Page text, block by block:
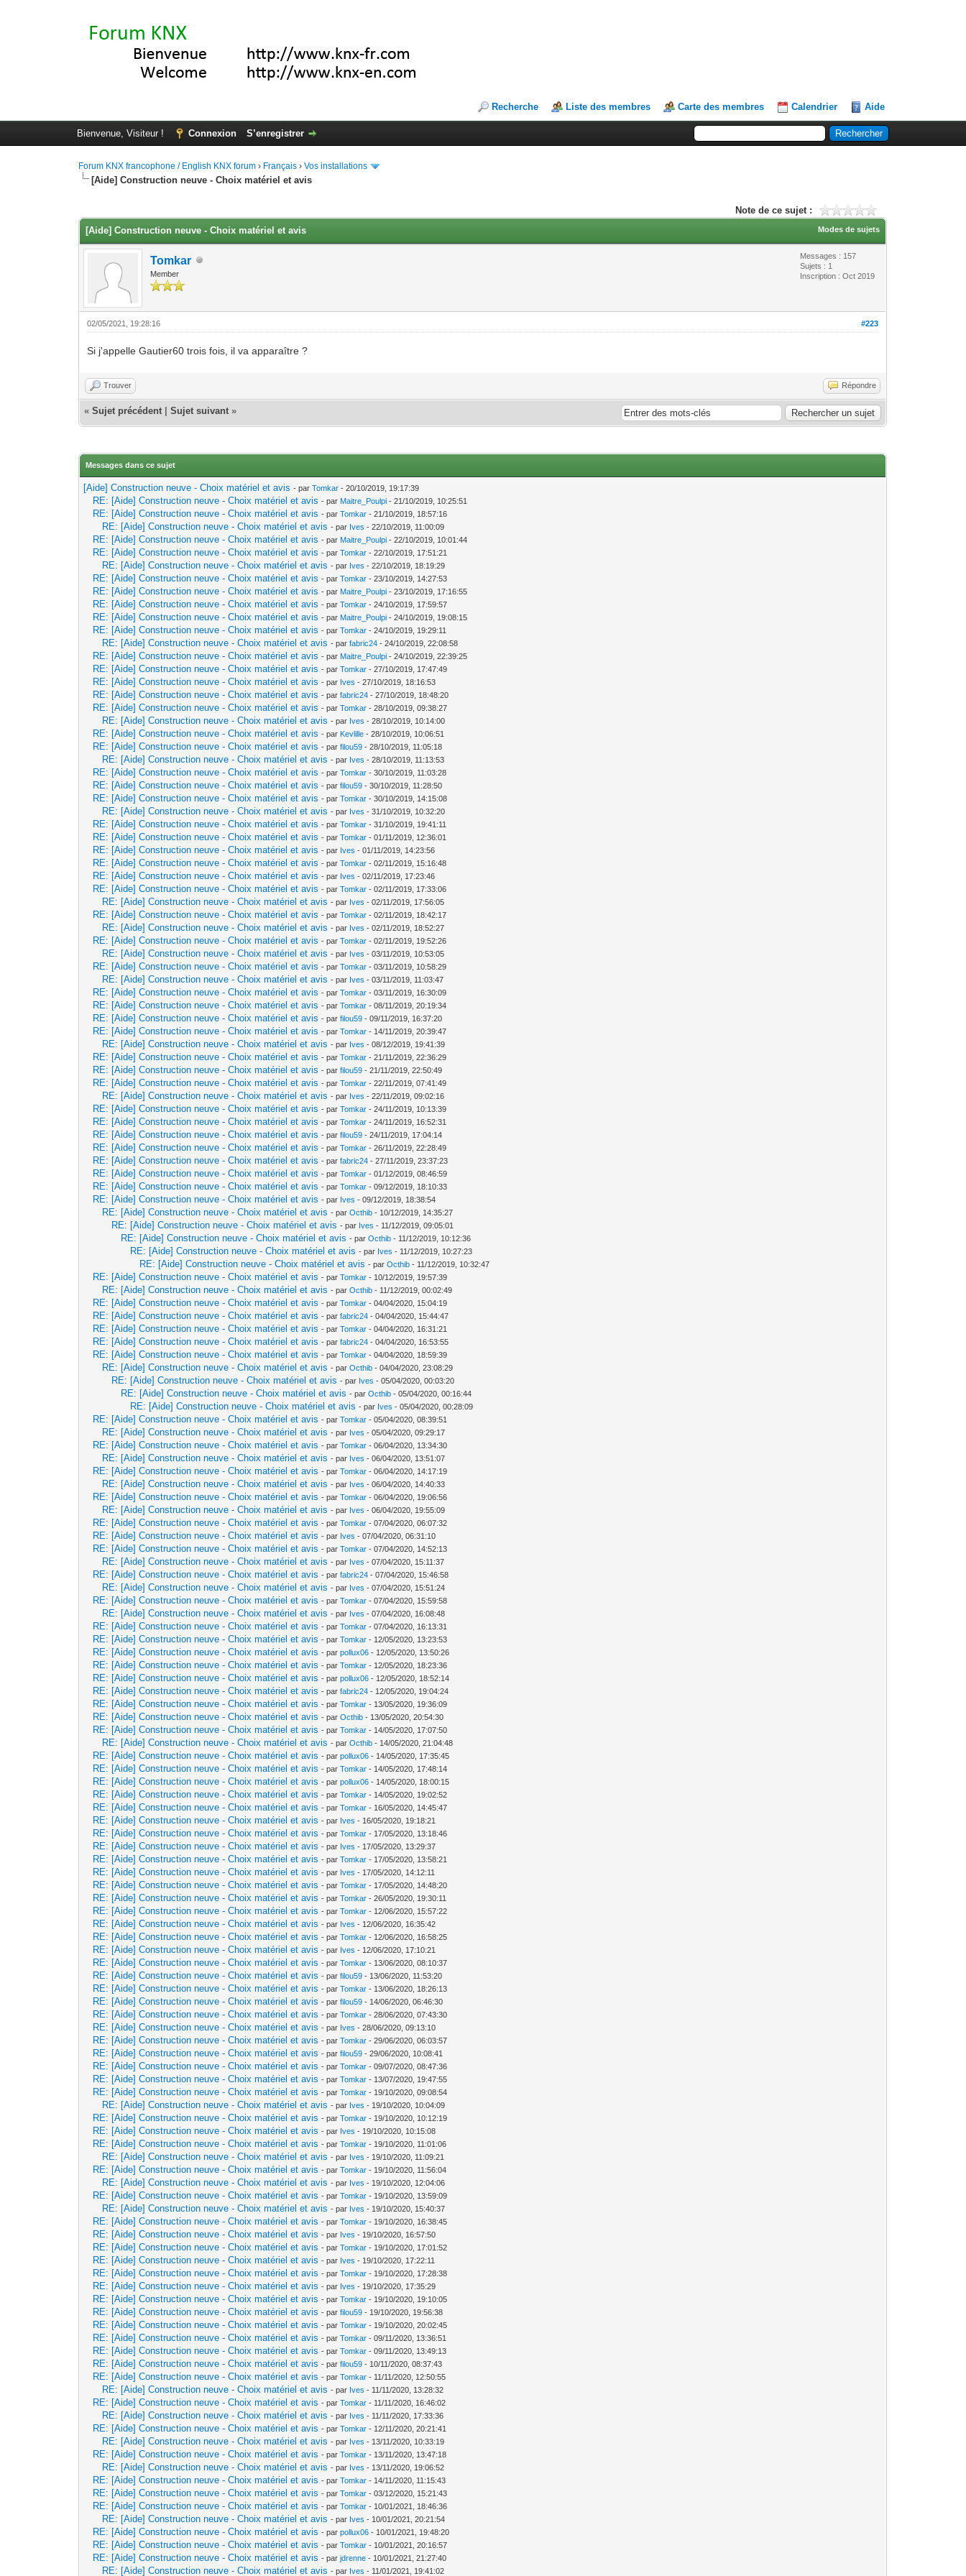
Recherche Liste des membres Carte des membres Calendrier Aide
Bienvenue, Visiteur ! Connexion S’enregistrer
Forum KNX francophone / English KNX forum › Français ›Vos installations
[Aide] Construction neuve - Choix matériel et avis
Note de ce sujet :
Modes de sujets
[Aide] Construction neuve - Choix matériel et avis
Tomkar
Member
Messages : 157
Sujets : 1
Inscription : Oct 2019
#223
02/05/2021, 19:28:16
Si j'appelle Gautier60 trois fois, il va apparaître ?
Trouver Répondre
«Sujet précédent |Sujet suivant »
Messages dans ce sujet
[Aide] Construction neuve - Choix matériel et avis - parTomkar - 20/10/2019, 19:17:39
RE: [Aide] Construction neuve - Choix matériel et avis - par Maitre_Poulpi - 21/10/2019, 10:25:51
RE: [Aide] Construction neuve - Choix matériel et avis - parTomkar - 21/10/2019, 18:57:16
RE: [Aide] Construction neuve - Choix matériel et avis - par Ives - 22/10/2019, 11:00:09
RE: [Aide] Construction neuve - Choix matériel et avis - par Maitre_Poulpi - 22/10/2019, 10:01:44
RE: [Aide] Construction neuve - Choix matériel et avis - parTomkar - 22/10/2019, 17:51:21
RE: [Aide] Construction neuve - Choix matériel et avis - par Ives - 22/10/2019, 18:19:29
RE: [Aide] Construction neuve - Choix matériel et avis - parTomkar - 23/10/2019, 14:27:53
RE: [Aide] Construction neuve - Choix matériel et avis - par Maitre_Poulpi - 23/10/2019, 17:16:55
RE: [Aide] Construction neuve - Choix matériel et avis - parTomkar - 24/10/2019, 17:59:57
RE: [Aide] Construction neuve - Choix matériel et avis - par Maitre_Poulpi - 24/10/2019, 19:08:15
RE: [Aide] Construction neuve - Choix matériel et avis - parTomkar - 24/10/2019, 19:29:11
RE: [Aide] Construction neuve - Choix matériel et avis - parfabric24 - 24/10/2019, 22:08:58
RE: [Aide] Construction neuve - Choix matériel et avis - par Maitre_Poulpi - 24/10/2019, 22:39:25
RE: [Aide] Construction neuve - Choix matériel et avis - parTomkar - 27/10/2019, 17:47:49
RE: [Aide] Construction neuve - Choix matériel et avis - par Ives - 27/10/2019, 18:16:53
RE: [Aide] Construction neuve - Choix matériel et avis - parfabric24 - 27/10/2019, 18:48:20
RE: [Aide] Construction neuve - Choix matériel et avis - parTomkar - 28/10/2019, 09:38:27
RE: [Aide] Construction neuve - Choix matériel et avis - par Ives - 28/10/2019, 10:14:00
RE: [Aide] Construction neuve - Choix matériel et avis - par Kevlille - 28/10/2019, 10:06:51
RE: [Aide] Construction neuve - Choix matériel et avis - parfilou59 - 28/10/2019, 11:05:18
RE: [Aide] Construction neuve - Choix matériel et avis - par Ives - 28/10/2019, 11:13:53
RE: [Aide] Construction neuve - Choix matériel et avis - parTomkar - 30/10/2019, 11:03:28
RE: [Aide] Construction neuve - Choix matériel et avis - parfilou59 - 30/10/2019, 11:28:50
RE: [Aide] Construction neuve - Choix matériel et avis - parTomkar - 30/10/2019, 14:15:08
RE: [Aide] Construction neuve - Choix matériel et avis - par Ives - 31/10/2019, 10:32:20
RE: [Aide] Construction neuve - Choix matériel et avis - parTomkar - 31/10/2019, 19:41:11
RE: [Aide] Construction neuve - Choix matériel et avis - parTomkar - 01/11/2019, 12:36:01
RE: [Aide] Construction neuve - Choix matériel et avis - par Ives - 01/11/2019, 14:23:56
RE: [Aide] Construction neuve - Choix matériel et avis - parTomkar - 02/11/2019, 15:16:48
RE: [Aide] Construction neuve - Choix matériel et avis - par Ives - 02/11/2019, 17:23:46
RE: [Aide] Construction neuve - Choix matériel et avis - parTomkar - 02/11/2019, 17:33:06
RE: [Aide] Construction neuve - Choix matériel et avis - par Ives - 02/11/2019, 17:56:05
RE: [Aide] Construction neuve - Choix matériel et avis - parTomkar - 02/11/2019, 18:42:17
RE: [Aide] Construction neuve - Choix matériel et avis - par Ives - 02/11/2019, 18:52:27
RE: [Aide] Construction neuve - Choix matériel et avis - parTomkar - 02/11/2019, 19:52:26
RE: [Aide] Construction neuve - Choix matériel et avis - par Ives - 03/11/2019, 10:53:05
RE: [Aide] Construction neuve - Choix matériel et avis - parTomkar - 03/11/2019, 10:58:29
RE: [Aide] Construction neuve - Choix matériel et avis - par Ives - 03/11/2019, 11:03:47
RE: [Aide] Construction neuve - Choix matériel et avis - parTomkar - 03/11/2019, 16:30:09
RE: [Aide] Construction neuve - Choix matériel et avis - parTomkar - 08/11/2019, 20:19:34
RE: [Aide] Construction neuve - Choix matériel et avis - parfilou59 - 09/11/2019, 16:37:20
RE: [Aide] Construction neuve - Choix matériel et avis - parTomkar - 14/11/2019, 20:39:47
RE: [Aide] Construction neuve - Choix matériel et avis - par Ives - 08/12/2019, 19:41:39
RE: [Aide] Construction neuve - Choix matériel et avis - parTomkar - 21/11/2019, 22:36:29
RE: [Aide] Construction neuve - Choix matériel et avis - parfilou59 - 21/11/2019, 22:50:49
RE: [Aide] Construction neuve - Choix matériel et avis - parTomkar - 22/11/2019, 07:41:49
RE: [Aide] Construction neuve - Choix matériel et avis - par Ives - 22/11/2019, 09:02:16
RE: [Aide] Construction neuve - Choix matériel et avis - parTomkar - 24/11/2019, 10:13:39
RE: [Aide] Construction neuve - Choix matériel et avis - parTomkar - 24/11/2019, 16:52:31
RE: [Aide] Construction neuve - Choix matériel et avis - parfilou59 - 24/11/2019, 17:04:14
RE: [Aide] Construction neuve - Choix matériel et avis - parTomkar - 26/11/2019, 22:28:49
RE: [Aide] Construction neuve - Choix matériel et avis - parfabric24 - 27/11/2019, 23:37:23
RE: [Aide] Construction neuve - Choix matériel et avis - parTomkar - 01/12/2019, 08:46:59
RE: [Aide] Construction neuve - Choix matériel et avis - parTomkar - 09/12/2019, 18:10:33
RE: [Aide] Construction neuve - Choix matériel et avis - par Ives - 09/12/2019, 18:38:54
RE: [Aide] Construction neuve - Choix matériel et avis - parOcthib - 10/12/2019, 14:35:27
RE: [Aide] Construction neuve - Choix matériel et avis - par Ives - 11/12/2019, 09:05:01
RE: [Aide] Construction neuve - Choix matériel et avis - parOcthib - 11/12/2019, 10:12:36
RE: [Aide] Construction neuve - Choix matériel et avis - par Ives - 11/12/2019, 10:27:23
RE: [Aide] Construction neuve - Choix matériel et avis - parOcthib - 11/12/2019, 10:32:47
RE: [Aide] Construction neuve - Choix matériel et avis - parTomkar - 10/12/2019, 19:57:39
RE: [Aide] Construction neuve - Choix matériel et avis - parOcthib - 11/12/2019, 00:02:49
RE: [Aide] Construction neuve - Choix matériel et avis - parTomkar - 04/04/2020, 15:04:19
RE: [Aide] Construction neuve - Choix matériel et avis - parfabric24 - 04/04/2020, 15:44:47
RE: [Aide] Construction neuve - Choix matériel et avis - parTomkar - 04/04/2020, 16:31:21
RE: [Aide] Construction neuve - Choix matériel et avis - parfabric24 - 04/04/2020, 16:53:55
RE: [Aide] Construction neuve - Choix matériel et avis - parTomkar - 04/04/2020, 18:59:39
RE: [Aide] Construction neuve - Choix matériel et avis - parOcthib - 04/04/2020, 23:08:29
RE: [Aide] Construction neuve - Choix matériel et avis - par Ives - 05/04/2020, 00:03:20
RE: [Aide] Construction neuve - Choix matériel et avis - parOcthib - 05/04/2020, 00:16:44
RE: [Aide] Construction neuve - Choix matériel et avis - par Ives - 05/04/2020, 00:28:09
RE: [Aide] Construction neuve - Choix matériel et avis - parTomkar - 05/04/2020, 08:39:51
RE: [Aide] Construction neuve - Choix matériel et avis - par Ives - 05/04/2020, 09:29:17
RE: [Aide] Construction neuve - Choix matériel et avis - parTomkar - 06/04/2020, 13:34:30
RE: [Aide] Construction neuve - Choix matériel et avis - par Ives - 06/04/2020, 13:51:07
RE: [Aide] Construction neuve - Choix matériel et avis - parTomkar - 06/04/2020, 14:17:19
RE: [Aide] Construction neuve - Choix matériel et avis - par Ives - 06/04/2020, 14:40:33
RE: [Aide] Construction neuve - Choix matériel et avis - parTomkar - 06/04/2020, 19:06:56
RE: [Aide] Construction neuve - Choix matériel et avis - par Ives - 06/04/2020, 19:55:09
RE: [Aide] Construction neuve - Choix matériel et avis - parTomkar - 07/04/2020, 06:07:32
RE: [Aide] Construction neuve - Choix matériel et avis - par Ives - 07/04/2020, 06:31:10
RE: [Aide] Construction neuve - Choix matériel et avis - parTomkar - 07/04/2020, 14:52:13
RE: [Aide] Construction neuve - Choix matériel et avis - par Ives - 07/04/2020, 15:11:37
RE: [Aide] Construction neuve - Choix matériel et avis - parfabric24 - 07/04/2020, 15:46:58
RE: [Aide] Construction neuve - Choix matériel et avis - par Ives - 07/04/2020, 15:51:24
RE: [Aide] Construction neuve - Choix matériel et avis - parTomkar - 07/04/2020, 15:59:58
RE: [Aide] Construction neuve - Choix matériel et avis - par Ives - 07/04/2020, 16:08:48
RE: [Aide] Construction neuve - Choix matériel et avis - parTomkar - 07/04/2020, 16:13:31
RE: [Aide] Construction neuve - Choix matériel et avis - parTomkar - 12/05/2020, 13:23:53
RE: [Aide] Construction neuve - Choix matériel et avis - parpollux06 - 12/05/2020, 13:50:26
RE: [Aide] Construction neuve - Choix matériel et avis - parTomkar - 12/05/2020, 18:23:36
RE: [Aide] Construction neuve - Choix matériel et avis - parpollux06 - 12/05/2020, 18:52:14
RE: [Aide] Construction neuve - Choix matériel et avis - parfabric24 - 12/05/2020, 19:04:24
RE: [Aide] Construction neuve - Choix matériel et avis - parTomkar - 13/05/2020, 19:36:09
RE: [Aide] Construction neuve - Choix matériel et avis - parOcthib - 13/05/2020, 20:54:30
RE: [Aide] Construction neuve - Choix matériel et avis - parTomkar - 14/05/2020, 17:07:50
RE: [Aide] Construction neuve - Choix matériel et avis - parOcthib - 14/05/2020, 21:04:48
RE: [Aide] Construction neuve - Choix matériel et avis - parpollux06 - 14/05/2020, 17:35:45
RE: [Aide] Construction neuve - Choix matériel et avis - parTomkar - 14/05/2020, 17:48:14
RE: [Aide] Construction neuve - Choix matériel et avis - parpollux06 - 14/05/2020, 18:00:15
RE: [Aide] Construction neuve - Choix matériel et avis - parTomkar - 14/05/2020, 19:02:52
RE: [Aide] Construction neuve - Choix matériel et avis - parTomkar - 16/05/2020, 14:45:47
RE: [Aide] Construction neuve - Choix matériel et avis - par Ives - 16/05/2020, 19:18:21
RE: [Aide] Construction neuve - Choix matériel et avis - parTomkar - 17/05/2020, 13:18:46
RE: [Aide] Construction neuve - Choix matériel et avis - par Ives - 17/05/2020, 13:29:37
RE: [Aide] Construction neuve - Choix matériel et avis - parTomkar - 17/05/2020, 13:58:21
RE: [Aide] Construction neuve - Choix matériel et avis - par Ives - 17/05/2020, 14:12:11
RE: [Aide] Construction neuve - Choix matériel et avis - parTomkar - 17/05/2020, 14:48:20
RE: [Aide] Construction neuve - Choix matériel et avis - parTomkar - 26/05/2020, 19:30:11
RE: [Aide] Construction neuve - Choix matériel et avis - parTomkar - 12/06/2020, 15:57:22
RE: [Aide] Construction neuve - Choix matériel et avis - par Ives - 12/06/2020, 16:35:42
RE: [Aide] Construction neuve - Choix matériel et avis - parTomkar - 12/06/2020, 16:58:25
RE: [Aide] Construction neuve - Choix matériel et avis - par Ives - 12/06/2020, 17:10:21
RE: [Aide] Construction neuve - Choix matériel et avis - parTomkar - 13/06/2020, 08:10:37
RE: [Aide] Construction neuve - Choix matériel et avis - parfilou59 - 13/06/2020, 11:53:20
RE: [Aide] Construction neuve - Choix matériel et avis - parTomkar - 13/06/2020, 18:26:13
RE: [Aide] Construction neuve - Choix matériel et avis - parfilou59 - 14/06/2020, 06:46:30
RE: [Aide] Construction neuve - Choix matériel et avis - parTomkar - 28/06/2020, 07:43:30
RE: [Aide] Construction neuve - Choix matériel et avis - par Ives - 28/06/2020, 09:13:10
RE: [Aide] Construction neuve - Choix matériel et avis - parTomkar - 29/06/2020, 06:03:57
RE: [Aide] Construction neuve - Choix matériel et avis - parfilou59 - 29/06/2020, 10:08:41
RE: [Aide] Construction neuve - Choix matériel et avis - parTomkar - 09/07/2020, 08:47:36
RE: [Aide] Construction neuve - Choix matériel et avis - parTomkar - 13/07/2020, 19:47:55
RE: [Aide] Construction neuve - Choix matériel et avis - parTomkar - 19/10/2020, 09:08:54
RE: [Aide] Construction neuve - Choix matériel et avis - par Ives - 19/10/2020, 10:04:09
RE: [Aide] Construction neuve - Choix matériel et avis - parTomkar - 19/10/2020, 10:12:19
RE: [Aide] Construction neuve - Choix matériel et avis - par Ives - 19/10/2020, 10:15:08
RE: [Aide] Construction neuve - Choix matériel et avis - parTomkar - 19/10/2020, 11:01:06
RE: [Aide] Construction neuve - Choix matériel et avis - par Ives - 19/10/2020, 11:09:21
RE: [Aide] Construction neuve - Choix matériel et avis - parTomkar - 19/10/2020, 11:56:04
RE: [Aide] Construction neuve - Choix matériel et avis - par Ives - 19/10/2020, 12:04:06
RE: [Aide] Construction neuve - Choix matériel et avis - parTomkar - 19/10/2020, 13:59:09
RE: [Aide] Construction neuve - Choix matériel et avis - par Ives - 19/10/2020, 15:40:37
RE: [Aide] Construction neuve - Choix matériel et avis - parTomkar - 19/10/2020, 16:38:45
RE: [Aide] Construction neuve - Choix matériel et avis - par Ives - 19/10/2020, 16:57:50
RE: [Aide] Construction neuve - Choix matériel et avis - parTomkar - 19/10/2020, 17:01:52
RE: [Aide] Construction neuve - Choix matériel et avis - par Ives - 19/10/2020, 17:22:11
RE: [Aide] Construction neuve - Choix matériel et avis - parTomkar - 19/10/2020, 17:28:38
RE: [Aide] Construction neuve - Choix matériel et avis - par Ives - 19/10/2020, 17:35:29
RE: [Aide] Construction neuve - Choix matériel et avis - parTomkar - 19/10/2020, 19:10:05
RE: [Aide] Construction neuve - Choix matériel et avis - parfilou59 - 19/10/2020, 19:56:38
RE: [Aide] Construction neuve - Choix matériel et avis - parTomkar - 19/10/2020, 20:02:45
RE: [Aide] Construction neuve - Choix matériel et avis - parTomkar - 09/11/2020, 13:36:51
RE: [Aide] Construction neuve - Choix matériel et avis - parTomkar - 09/11/2020, 13:49:13
RE: [Aide] Construction neuve - Choix matériel et avis - parfilou59 - 10/11/2020, 08:37:43
RE: [Aide] Construction neuve - Choix matériel et avis - parTomkar - 11/11/2020, 12:50:55
RE: [Aide] Construction neuve - Choix matériel et avis - par Ives - 11/11/2020, 13:28:32
RE: [Aide] Construction neuve - Choix matériel et avis - parTomkar - 11/11/2020, 16:46:02
RE: [Aide] Construction neuve - Choix matériel et avis - par Ives - 11/11/2020, 17:33:36
RE: [Aide] Construction neuve - Choix matériel et avis - parTomkar - 12/11/2020, 20:21:41
RE: [Aide] Construction neuve - Choix matériel et avis - par Ives - 13/11/2020, 10:33:19
RE: [Aide] Construction neuve - Choix matériel et avis - parTomkar - 13/11/2020, 13:47:18
RE: [Aide] Construction neuve - Choix matériel et avis - par Ives - 13/11/2020, 19:06:52
RE: [Aide] Construction neuve - Choix matériel et avis - parTomkar - 14/11/2020, 11:15:43
RE: [Aide] Construction neuve - Choix matériel et avis - parTomkar - 03/12/2020, 15:21:43
RE: [Aide] Construction neuve - Choix matériel et avis - parTomkar - 10/01/2021, 18:46:36
RE: [Aide] Construction neuve - Choix matériel et avis - par Ives - 10/01/2021, 20:21:54
RE: [Aide] Construction neuve - Choix matériel et avis - parpollux06 - 10/01/2021, 19:48:20
RE: [Aide] Construction neuve - Choix matériel et avis - parTomkar - 10/01/2021, 20:16:57
RE: [Aide] Construction neuve - Choix matériel et avis - parjdrenne - 10/01/2021, 21:27:40
RE: [Aide] Construction neuve - Choix matériel et avis - par Ives - 11/01/2021, 19:41:02